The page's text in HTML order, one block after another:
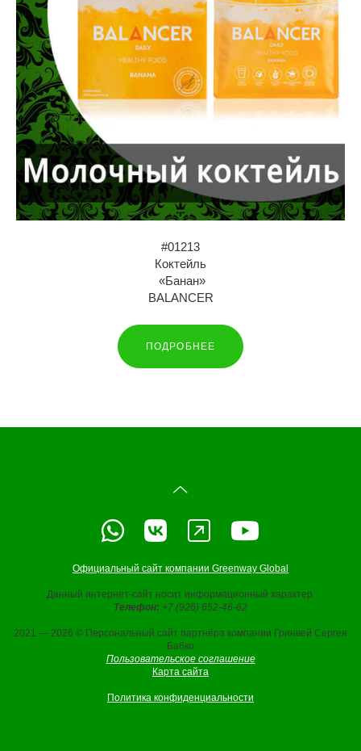
#01213
Коктейль
«Банан»
BALANCER
ПОДРОБНЕЕ
Официальный сайт компании Greenway Global
Данный интернет-сайт носит информационный характер.
Телефон: +7 (926) 652-46-62
2021 — 2026 © Персональный сайт партнёра компании Гринвей Сергея
Бабко
Пользовательское соглашение
Карта сайта
Политика конфиденциальности